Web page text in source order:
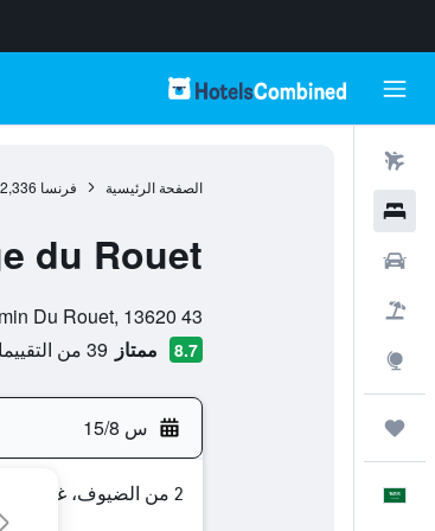
الصفحة الرئيسية فرنسا
du Rouet
43 Chemin Du Rouet, 13620, كاري-لو-رويه, إقليم بوش دو رون, فرنسا
8.7 ممتاز 39 من التقييمات تم التحقق منها
س 15/8
2 من الضيوف، غرفة واحدة